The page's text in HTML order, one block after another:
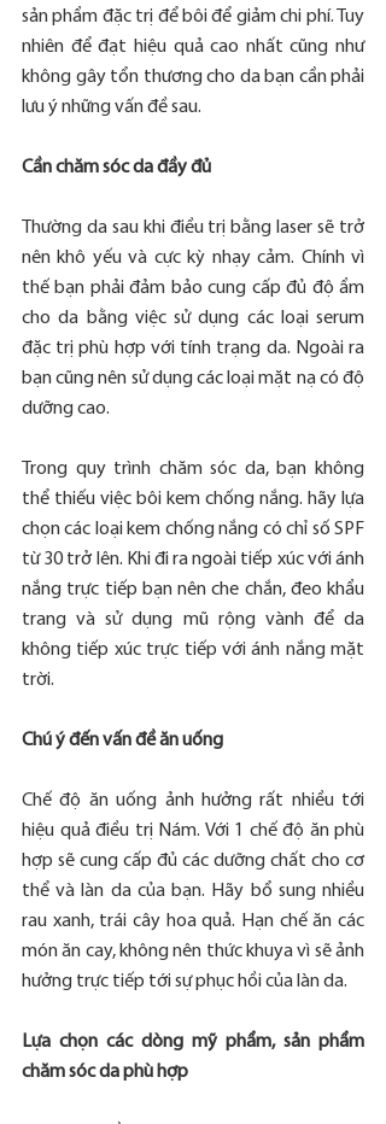
sản phẩm đặc trị để bôi để giảm chi phí. Tuy
nhiên để đạt hiệu quả cao nhất cũng như
không gây tổn thương cho da bạn cần phải
lưu ý những vấn đề sau.
Cần chăm sóc da đầy đủ
Thường da sau khi điều trị bằng laser sẽ trở
nên khô yếu và cực kỳ nhạy cảm. Chính vì
thế bạn phải đảm bảo cung cấp đủ độ ẩm
cho da bằng việc sử dụng các loại serum
đặc trị phù hợp với tính trạng da. Ngoài ra
bạn cũng nên sử dụng các loại mặt nạ có độ
dưỡng cao.
Trong quy trình chăm sóc da, bạn không
thể thiếu việc bôi kem chống nắng. hãy lựa
chọn các loại kem chống nắng có chỉ số SPF
từ 30 trở lên. Khi đi ra ngoài tiếp xúc với ánh
nắng trực tiếp bạn nên che chắn, đeo khẩu
trang và sử dụng mũ rộng vành để da
không tiếp xúc trực tiếp với ánh nắng mặt
trời.
Chú ý đến vấn đề ăn uống
Chế độ ăn uống ảnh hưởng rất nhiều tới
hiệu quả điều trị Nám. Với 1 chế độ ăn phù
hợp sẽ cung cấp đủ các dưỡng chất cho cơ
thể và làn da của bạn. Hãy bổ sung nhiều
rau xanh, trái cây hoa quả. Hạn chế ăn các
món ăn cay, không nên thức khuya vì sẽ ảnh
hưởng trực tiếp tới sự phục hồi của làn da.
Lựa chọn các dòng mỹ phẩm, sản phẩm
chăm sóc da phù hợp